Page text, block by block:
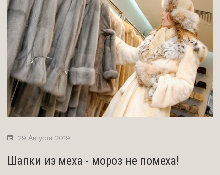
29 Августа 2019
Шапки из меха - мороз не помеха!